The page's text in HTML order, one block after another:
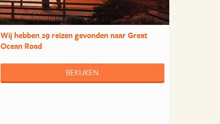
Wij hebben29 reizengevonden naar Great
Ocean Road
BEKIJKEN